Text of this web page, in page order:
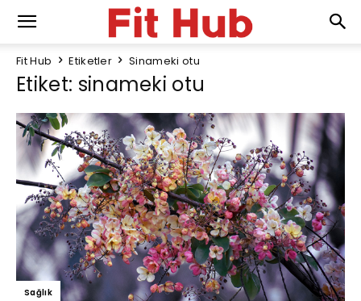
Fit Hub Etiketler Sinameki otu
Etiket: sinameki otu
Sağlık